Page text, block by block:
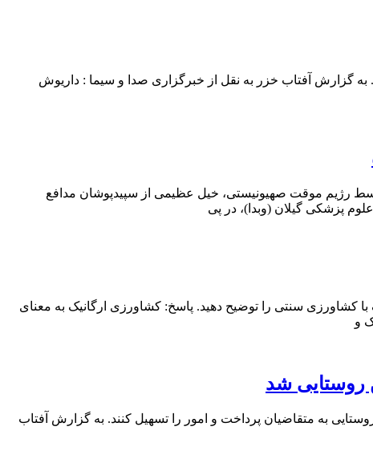
گزارش آفتاب خزر به نقل از خبرگزاری صدا و سیما : داریوش
رژیم موقت صهیونیستی، خیل عظیمی از سپیدپوشان مدافع
پزشکی گیلان (وبدا)، در پی
کشاورزی سنتی را توضیح دهید. پاسخ: کشاورزی ارگانیک به معنای
و
روستایی شد
به متقاضیان پرداخت و امور را تسهیل کنند. به گزارش آفتاب